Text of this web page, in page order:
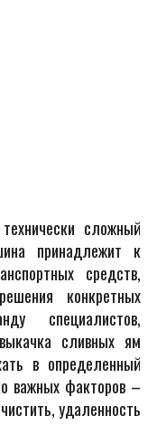
сложный
принадлежит к
средств,
конкретных
специалистов,
сливных ям
в определенный
важных факторов –
удаленность